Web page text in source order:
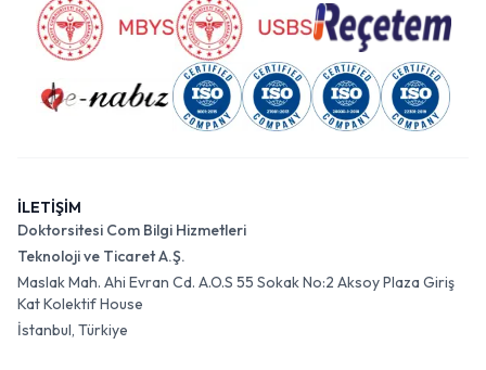
İLETİŞİM
Doktorsitesi Com Bilgi Hizmetleri
Teknoloji ve Ticaret A.Ş.
Maslak Mah. Ahi Evran Cd. A.O.S 55 Sokak No:2 Aksoy Plaza Giriş
Kat Kolektif House
İstanbul, Türkiye